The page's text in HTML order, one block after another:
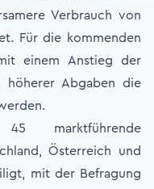
Verbrauch von
Für die kommenden
einem Anstieg der
höherer Abgaben die
marktführende
Österreich und
mit der Befragung